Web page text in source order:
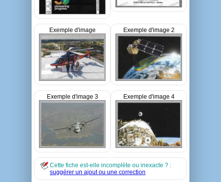
Exemple d'image Exemple d'image 2
Exemple d'image 3 Exemple d'image 4
Cette fiche est-elle incomplète ou inexacte ? :
suggérer un ajout ou une correction